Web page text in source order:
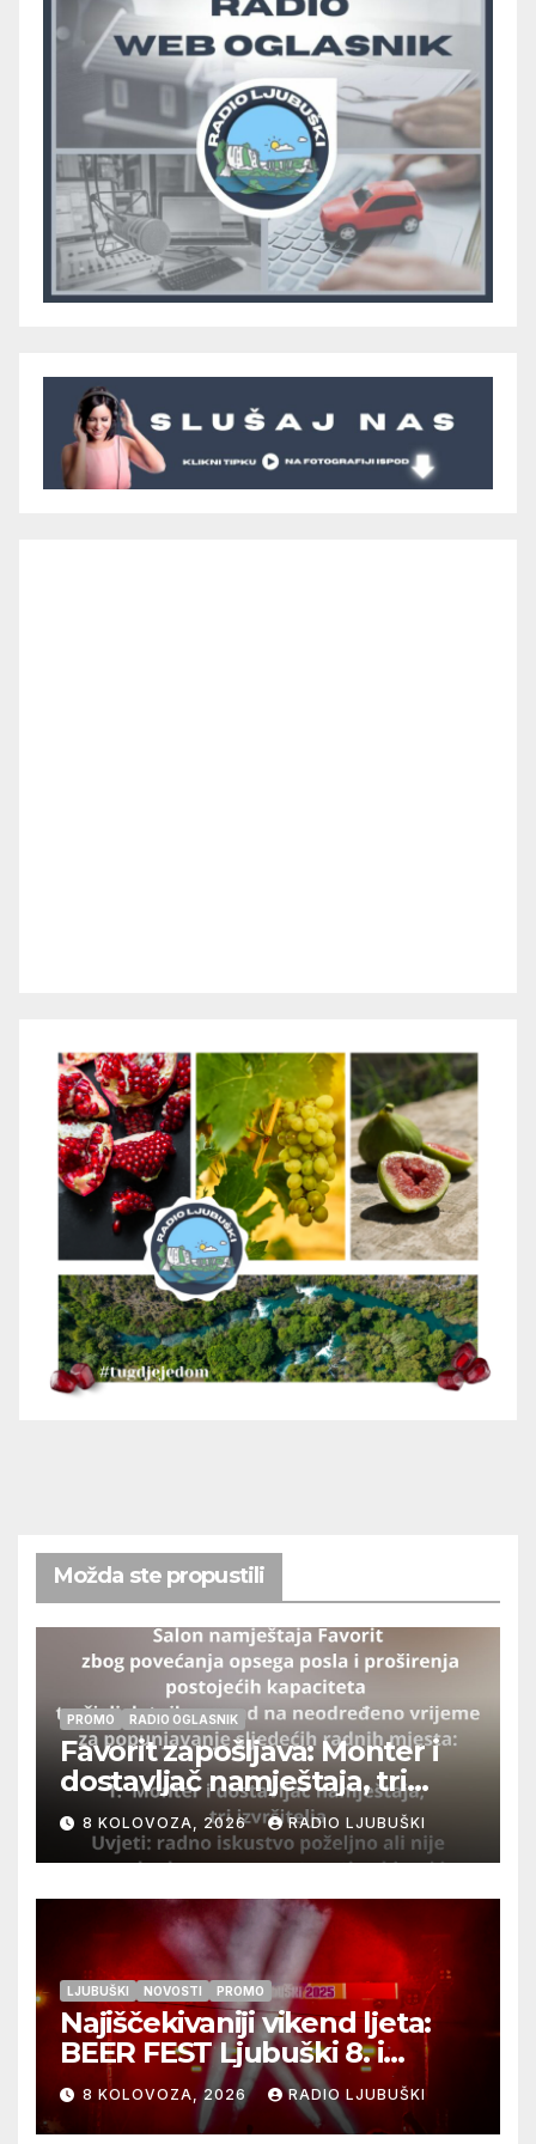
Možda ste propustili
PROMO RADIO OGLASNIK
Favorit zapošljava: Monter i
dostavljač namještaja, tri
izvršitelja
8 KOLOVOZA, 2026 RADIO LJUBUŠKI
LJUBUŠKI NOVOSTI PROMO
Najiščekivaniji vikend ljeta:
BEER FEST Ljubuški 8. i
9.kolovoza
8 KOLOVOZA, 2026 RADIO LJUBUŠKI